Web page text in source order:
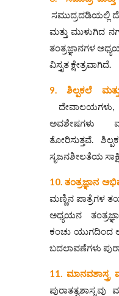
ಸಮುದ್ರದಡಿಯಲ್ಲಿ
ಮತ್ತು ಮುಳುಗಿದ
ತಂತ್ರಜ್ಞಾನಗಳ
ವಿಸ್ತೃತ ಕ್ಷೇತ್ರವಾಗಿದೆ.
9. ಶಿಲ್ಪಕಲೆ
ದೇವಾಲಯಗಳು,
ಅವಶೇಷಗಳು
ತೋರಿಸುತ್ತವೆ.
ಸೃಜನಶೀಲತೆಯ
10. ತಂತ್ರಜ್ಞಾನ
ಮಣ್ಣಿನ ಪಾತ್ರೆಗಳ
ಅಧ್ಯಯನ
ಕಂಚು ಯುಗದಿಂದ
ಬದಲಾವಣೆಗಳು
11. ಮಾನವಶಾಸ್ತ್ರ